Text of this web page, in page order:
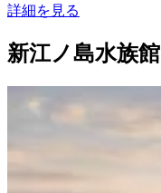
詳細を見る
新江ノ島水族館